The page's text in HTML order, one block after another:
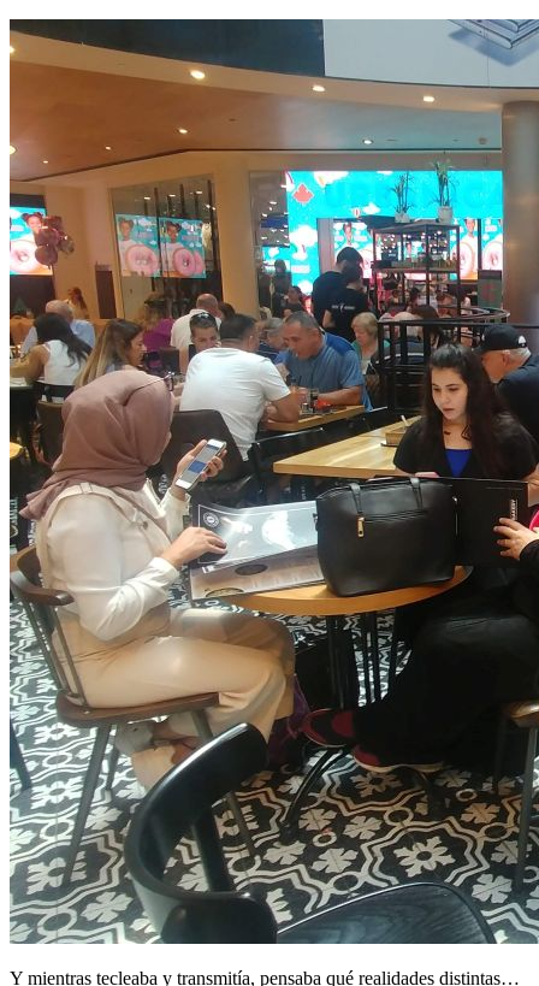
Y mientras tecleaba y transmitía, pensaba qué realidades distintas…